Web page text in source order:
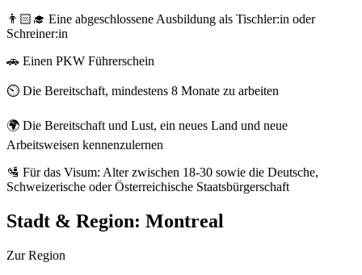
👨🏻‍🎓 Eine abgeschlossene Ausbildung als Tischler:in oder
Schreiner:in
🚗 Einen PKW Führerschein
⏲️ Die Bereitschaft, mindestens 8 Monate zu arbeiten
🌍 Die Bereitschaft und Lust, ein neues Land und neue
Arbeitsweisen kennenzulernen
🛂 Für das Visum: Alter zwischen 18-30 sowie die Deutsche,
Schweizerische oder Österreichische Staatsbürgerschaft
Stadt & Region: Montreal
Zur Region